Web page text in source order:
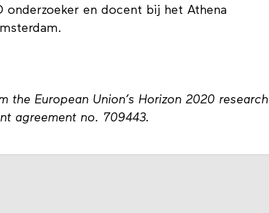
onderzoeker en docent bij het Athena
European Union’s Horizon 2020 research
agreement no. 709443.